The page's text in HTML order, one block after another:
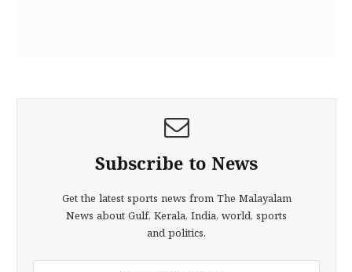
Subscribe to News
Get the latest sports news from The Malayalam
News about Gulf, Kerala, India, world, sports
and politics.